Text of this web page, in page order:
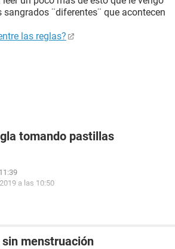
¨diferentes¨ que acontecen
las reglas?
tomando pastillas
a las 10:50
menstruación